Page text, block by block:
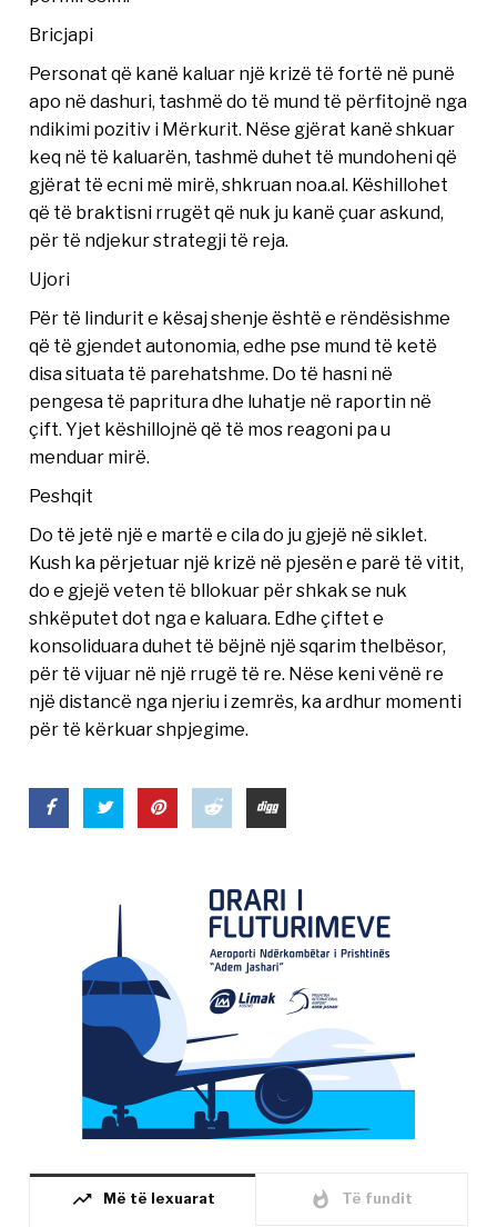
Bricjapi
Personat që kanë kaluar një krizë të fortë në punë
apo në dashuri, tashmë do të mund të përfitojnë nga
ndikimi pozitiv i Mërkurit. Nëse gjërat kanë shkuar
keq në të kaluarën, tashmë duhet të mundoheni që
gjërat të ecni më mirë, shkruan noa.al. Këshillohet
që të braktisni rrugët që nuk ju kanë çuar askund,
për të ndjekur strategji të reja.
Ujori
Për të lindurit e kësaj shenje është e rëndësishme
që të gjendet autonomia, edhe pse mund të ketë
disa situata të parehatshme. Do të hasni në
pengesa të papritura dhe luhatje në raportin në
çift. Yjet këshillojnë që të mos reagoni pa u
menduar mirë.
Peshqit
Do të jetë një e martë e cila do ju gjejë në siklet.
Kush ka përjetuar një krizë në pjesën e parë të vitit,
do e gjejë veten të bllokuar për shkak se nuk
shkëputet dot nga e kaluara. Edhe çiftet e
konsoliduara duhet të bëjnë një sqarim thelbësor,
për të vijuar në një rrugë të re. Nëse keni vënë re
një distancë nga njeriu i zemrës, ka ardhur momenti
për të kërkuar shpjegime.
trending_up Më të lexuarat whatshot Të fundit